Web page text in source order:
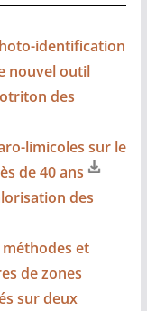
identification
nouvel outil
des
limicoles sur le
de 40 ans
des
et
de zones
sur deux